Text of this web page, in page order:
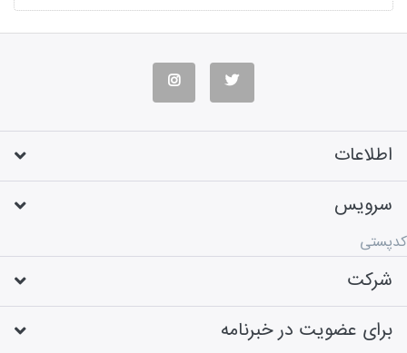
اطلاعات
سرویس
کدپستی
شرکت
برای عضویت در خبرنامه